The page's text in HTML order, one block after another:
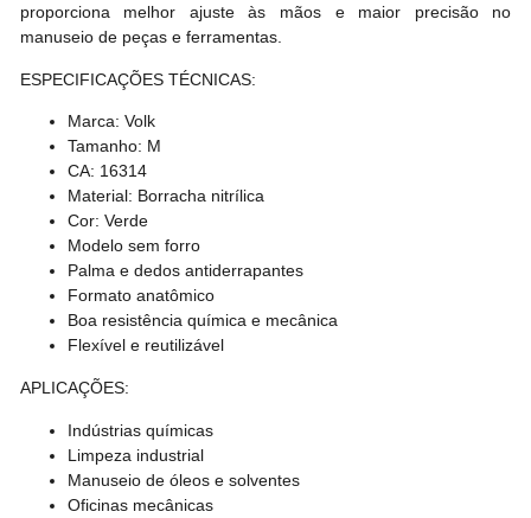
proporciona melhor ajuste às mãos e maior precisão no
manuseio de peças e ferramentas.
ESPECIFICAÇÕES TÉCNICAS:
Marca: Volk
Tamanho: M
CA: 16314
Material: Borracha nitrílica
Cor: Verde
Modelo sem forro
Palma e dedos antiderrapantes
Formato anatômico
Boa resistência química e mecânica
Flexível e reutilizável
APLICAÇÕES:
Indústrias químicas
Limpeza industrial
Manuseio de óleos e solventes
Oficinas mecânicas